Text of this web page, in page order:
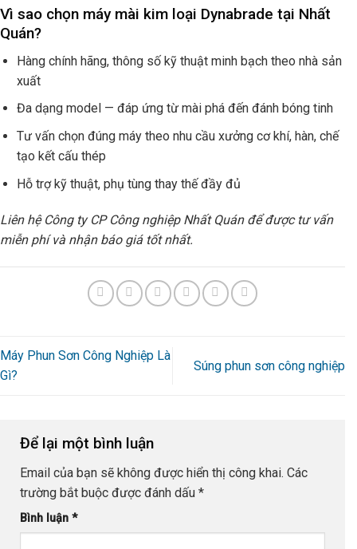
Vì sao chọn máy mài kim loại Dynabrade tại Nhất
Quán?
Hàng chính hãng, thông số kỹ thuật minh bạch theo nhà sản
xuất
Đa dạng model — đáp ứng từ mài phá đến đánh bóng tinh
Tư vấn chọn đúng máy theo nhu cầu xưởng cơ khí, hàn, chế
tạo kết cấu thép
Hỗ trợ kỹ thuật, phụ tùng thay thế đầy đủ
Liên hệ Công ty CP Công nghiệp Nhất Quán để được tư vấn
miễn phí và nhận báo giá tốt nhất.
Máy Phun Sơn Công Nghiệp Là
Gì?
Súng phun sơn công nghiệp
Để lại một bình luận
Email của bạn sẽ không được hiển thị công khai. Các
trường bắt buộc được đánh dấu *
Bình luận *